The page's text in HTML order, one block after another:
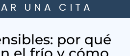
UNA CITA
por qué